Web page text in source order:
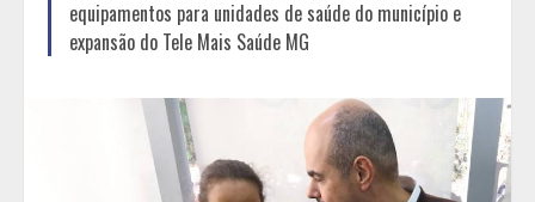
equipamentos para unidades de saúde do município e
expansão do Tele Mais Saúde MG